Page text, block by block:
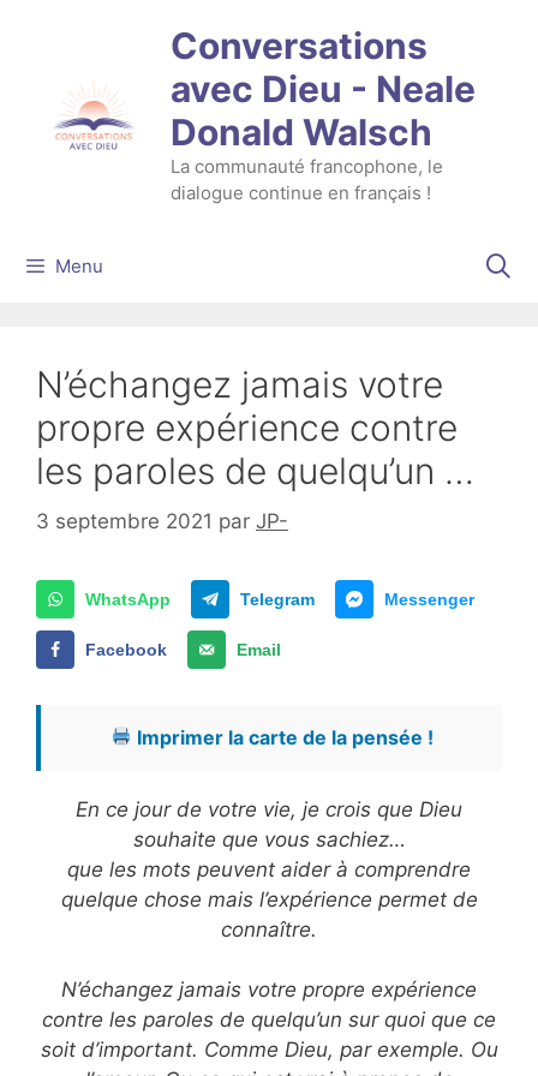
Conversations
avec Dieu - Neale
Donald Walsch
La communauté francophone, le
dialogue continue en français !
Menu
N’échangez jamais votre
propre expérience contre
les paroles de quelqu’un …
3 septembre 2021 par JP-
WhatsApp Telegram Messenger
Facebook Email
Imprimer la carte de la pensée !
En ce jour de votre vie, je crois que Dieu
souhaite que vous sachiez…
que les mots peuvent aider à comprendre
quelque chose mais l’expérience permet de
connaître.
N’échangez jamais votre propre expérience
contre les paroles de quelqu’un sur quoi que ce
soit d’important. Comme Dieu, par exemple. Ou